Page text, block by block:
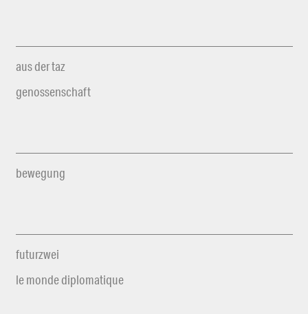
aus der taz
genossenschaft
bewegung
futurzwei
le monde diplomatique